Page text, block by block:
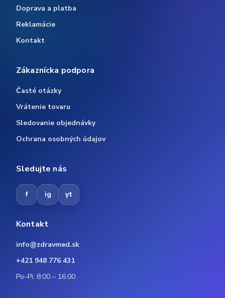
Doprava a platba
Reklamácie
Kontakt
Zákaznícka podpora
Časté otázky
Vrátenie tovaru
Sledovanie objednávky
Ochrana osobných údajov
Sledujte nás
f ig yt
Kontakt
info@zdravmed.sk
+421 948 776 431
Po–Pi: 8:00 – 16:00